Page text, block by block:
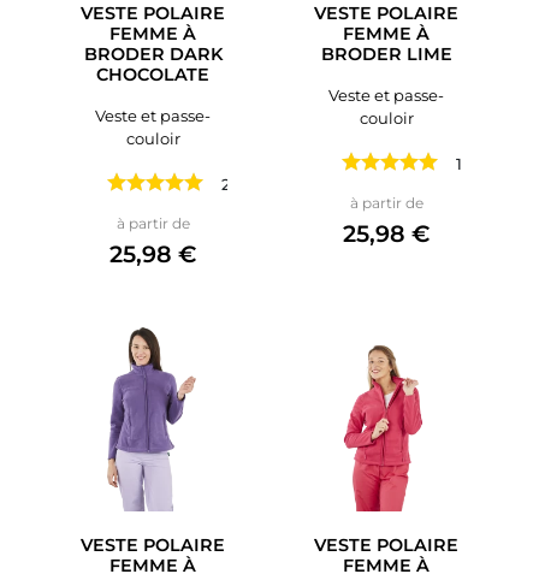
VESTE POLAIRE
FEMME À
BRODER DARK
CHOCOLATE
Veste et passe-
couloir
2 avis
à partir dePrix
25,98 €
VESTE POLAIRE
FEMME À
BRODER LIME
Veste et passe-
couloir
1 avis
à partir dePrix
25,98 €
VESTE POLAIRE
FEMME À
VESTE POLAIRE
FEMME À